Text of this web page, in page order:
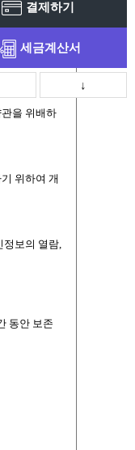
결제하기
세금계산서
↓